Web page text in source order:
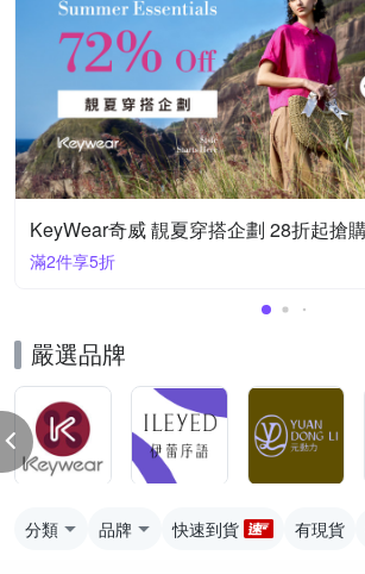
KeyWear奇威 靚夏穿搭企劃 28折起搶
滿2件享5折
嚴選品牌
分類 品牌 快速到貨 有現貨